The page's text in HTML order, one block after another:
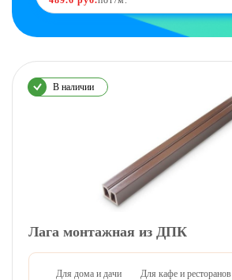
В наличии
Лага монтажная из ДПК
Для дома и дачи Для кафе и ресторанов